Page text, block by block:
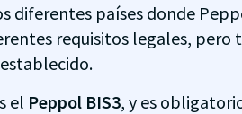
diferentes países donde
requisitos legales, pero
el Peppol BIS3, y es